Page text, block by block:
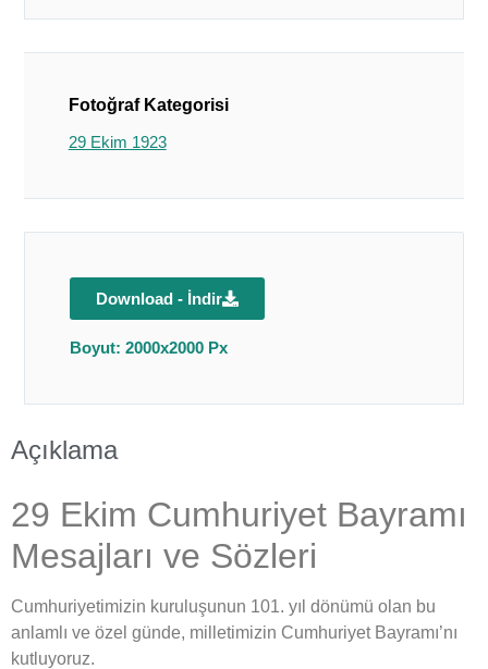
Fotoğraf Kategorisi
29 Ekim 1923
Download - İndir
Boyut: 2000x2000 Px
Açıklama
29 Ekim Cumhuriyet Bayramı
Mesajları ve Sözleri
Cumhuriyetimizin kuruluşunun 101. yıl dönümü olan bu
anlamlı ve özel günde, milletimizin Cumhuriyet Bayramı’nı
kutluyoruz.